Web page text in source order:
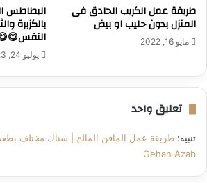
طريقة عمل الكريب الحادق فى
المنزل بدون حليب او بيض
مايو 16, 2022
البطاطس
بالكزبرة
يوليو 24, 2023
تعليق واحد
تنبيه: طريقة عمل المافن المالح | سناك مختلف بطعم
Gehan Azab